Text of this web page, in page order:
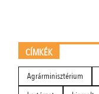
CÍMKÉK
Agrárminisztérium